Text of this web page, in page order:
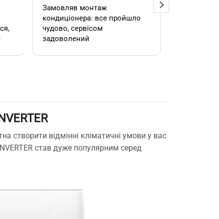
Замовляв монтаж
кондиціонера: все пройшло
чудово, сервісом
задоволений
створити відмінні кліматичні умови у вас
став дуже популярним серед